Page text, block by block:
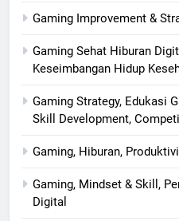
Gaming Improvement &
Gaming Sehat Hiburan
Keseimbangan Hidup
Gaming Strategy, Edukasi
Skill Development,
Gaming, Hiburan,
Gaming, Mindset & Skill,
Digital